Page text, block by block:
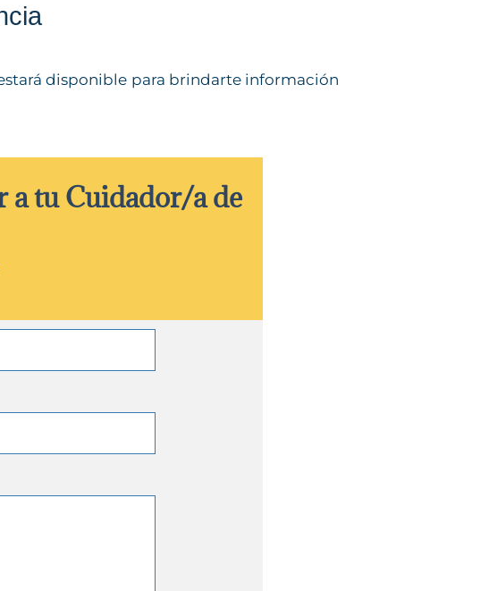
disponible para brindarte información
a tu Cuidador/a de